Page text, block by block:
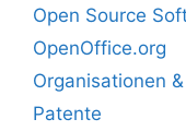
Open Source
OpenOffice.org
Organisationen
Patente